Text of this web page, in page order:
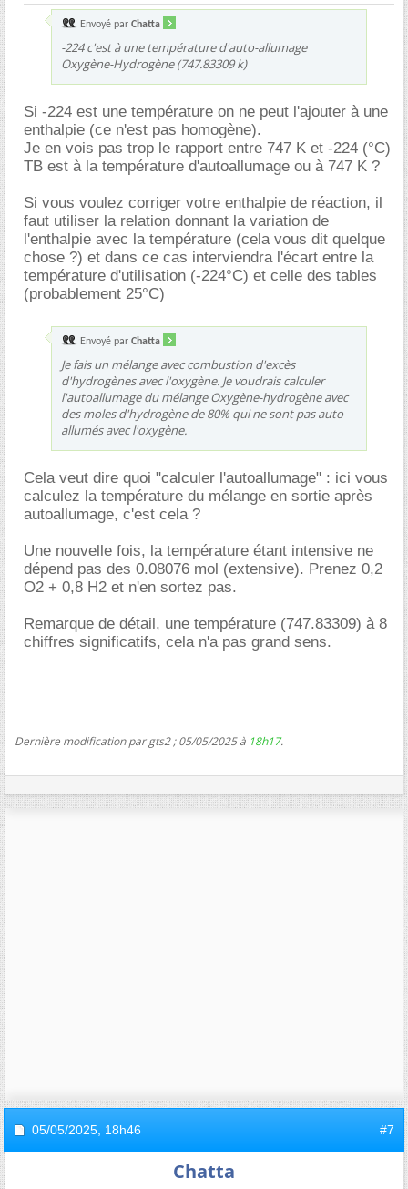
Envoyé par Chatta
-224 c'est à une température d'auto-allumage
Oxygène-Hydrogène (747.83309 k)
Si -224 est une température on ne peut l'ajouter à une
enthalpie (ce n'est pas homogène).
Je en vois pas trop le rapport entre 747 K et -224 (°C)
TB est à la température d'autoallumage ou à 747 K ?
Si vous voulez corriger votre enthalpie de réaction, il
faut utiliser la relation donnant la variation de
l'enthalpie avec la température (cela vous dit quelque
chose ?) et dans ce cas interviendra l'écart entre la
température d'utilisation (-224°C) et celle des tables
(probablement 25°C)
Envoyé par Chatta
Je fais un mélange avec combustion d'excès
d'hydrogènes avec l'oxygène. Je voudrais calculer
l'autoallumage du mélange Oxygène-hydrogène avec
des moles d'hydrogène de 80% qui ne sont pas auto-
allumés avec l'oxygène.
Cela veut dire quoi "calculer l'autoallumage" : ici vous
calculez la température du mélange en sortie après
autoallumage, c'est cela ?
Une nouvelle fois, la température étant intensive ne
dépend pas des 0.08076 mol (extensive). Prenez 0,2
O2 + 0,8 H2 et n'en sortez pas.
Remarque de détail, une température (747.83309) à 8
chiffres significatifs, cela n'a pas grand sens.
Dernière modification par gts2 ; 05/05/2025 à 18h17.
05/05/2025, 18h46 #7
Chatta